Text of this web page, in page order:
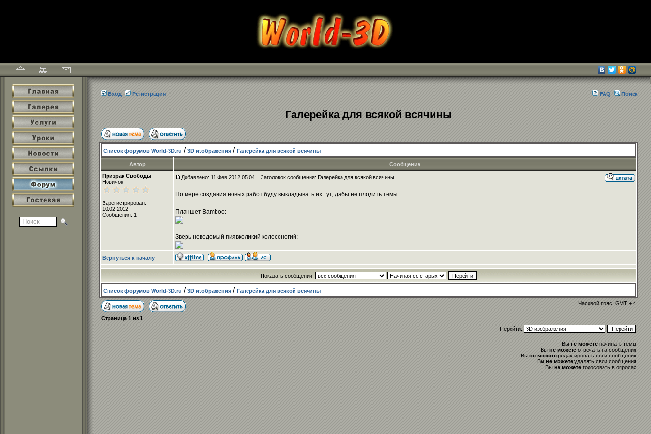
Вход Регистрация FAQ Поиск
Галерейка для всякой всячины
Список форумов World-3D.ru / 3D изображения / Галерейка для всякой всячины
Автор
Сообщение
Призрак Свободы
Новичок
Зарегистрирован:
10.02.2012
Сообщения: 1
Добавлено: 11 Фев 2012 05:04 Заголовок сообщения: Галерейка для всякой всячины
По мере создания новых работ буду выкладывать их тут, дабы не плодить темы.
Планшет Bamboo:
Зверь неведомый пиявколикий колесоногий:
Вернуться к началу
Показать сообщения:
Список форумов World-3D.ru / 3D изображения / Галерейка для всякой всячины
Часовой пояс: GMT + 4
Страница 1 из 1
Перейти:
Вы не можете начинать темы
Вы не можете отвечать на сообщения
Вы не можете редактировать свои сообщения
Вы не можете удалять свои сообщения
Вы не можете голосовать в опросах